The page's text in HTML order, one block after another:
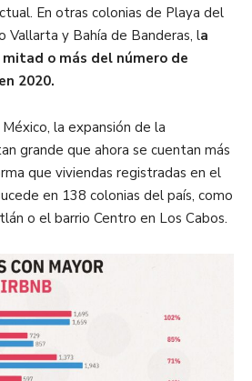
En otras colonias de Playa del
Vallarta y Bahía de Banderas, la
o más del número de
2020.
la expansión de la
grande que ahora se cuentan más
que viviendas registradas en el
en 138 colonias del país, como
o el barrio Centro en Los Cabos.